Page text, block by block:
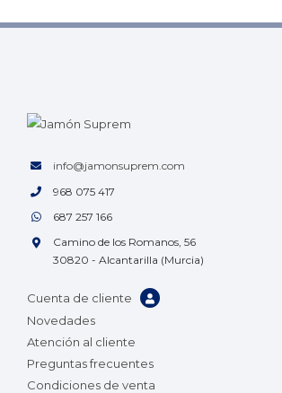
info@jamonsuprem.com
968 075 417
687 257 166
Camino de los Romanos, 56
30820 - Alcantarilla (Murcia)
Cuenta de cliente
Novedades
Atención al cliente
Preguntas frecuentes
Condiciones de venta